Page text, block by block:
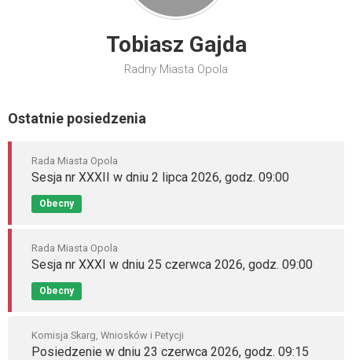
Tobiasz Gajda
Radny Miasta Opola
Ostatnie posiedzenia
Rada Miasta Opola
Sesja nr XXXII w dniu 2 lipca 2026, godz. 09:00
Obecny
Rada Miasta Opola
Sesja nr XXXI w dniu 25 czerwca 2026, godz. 09:00
Obecny
Komisja Skarg, Wniosków i Petycji
Posiedzenie w dniu 23 czerwca 2026, godz. 09:15